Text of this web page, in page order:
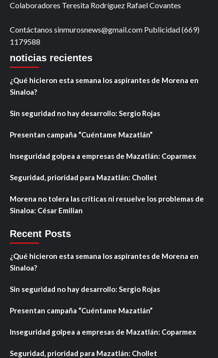
Colaboradores Teresita Rodríguez Rafael Covantes
Contáctanos sinmurosnews@gmail.com Publicidad (669)
1179588
noticias recientes
¿Qué hicieron esta semana los aspirantes de Morena en
Sinaloa?
Sin seguridad no hay desarrollo: Sergio Rojas
Presentan campaña “Cuéntame Mazatlán”
Inseguridad golpea a empresas de Mazatlán: Coparmex
Seguridad, prioridad para Mazatlán: Chollet
Morena no tolera las críticas ni resuelve los problemas de
Sinaloa: César Emilian
Recent Posts
¿Qué hicieron esta semana los aspirantes de Morena en
Sinaloa?
Sin seguridad no hay desarrollo: Sergio Rojas
Presentan campaña “Cuéntame Mazatlán”
Inseguridad golpea a empresas de Mazatlán: Coparmex
Seguridad, prioridad para Mazatlán: Chollet